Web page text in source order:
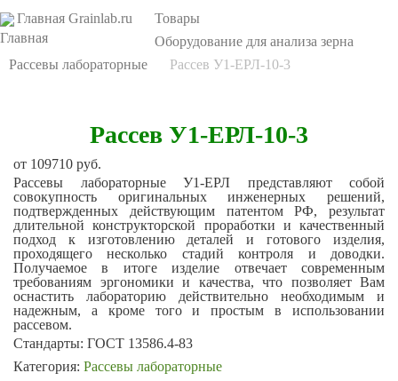
Главная Grainlab.ru
Товары
Оборудование для анализа зерна
Рассевы лабораторные
Рассев У1-ЕРЛ-10-3
Рассев У1-ЕРЛ-10-3
от 109710 руб.
Рассевы лабораторные У1-ЕРЛ представляют собой
совокупность оригинальных инженерных решений,
подтвержденных действующим патентом РФ, результат
длительной конструкторской проработки и качественный
подход к изготовлению деталей и готового изделия,
проходящего несколько стадий контроля и доводки.
Получаемое в итоге изделие отвечает современным
требованиям эргономики и качества, что позволяет Вам
оснастить лабораторию действительно необходимым и
надежным, а кроме того и простым в использовании
рассевом.
Стандарты: ГОСТ 13586.4-83
Категория: Рассевы лабораторные